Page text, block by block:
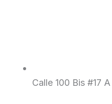
Calle 100 Bis #17